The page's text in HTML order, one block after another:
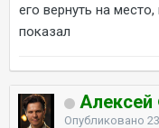
его вернуть на
показал
Алексей
Опубликовано